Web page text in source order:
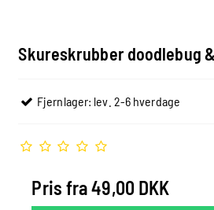
Skureskrubber doodlebug
Fjernlager: lev. 2-6 hverdage
Pris fra49,00 DKK